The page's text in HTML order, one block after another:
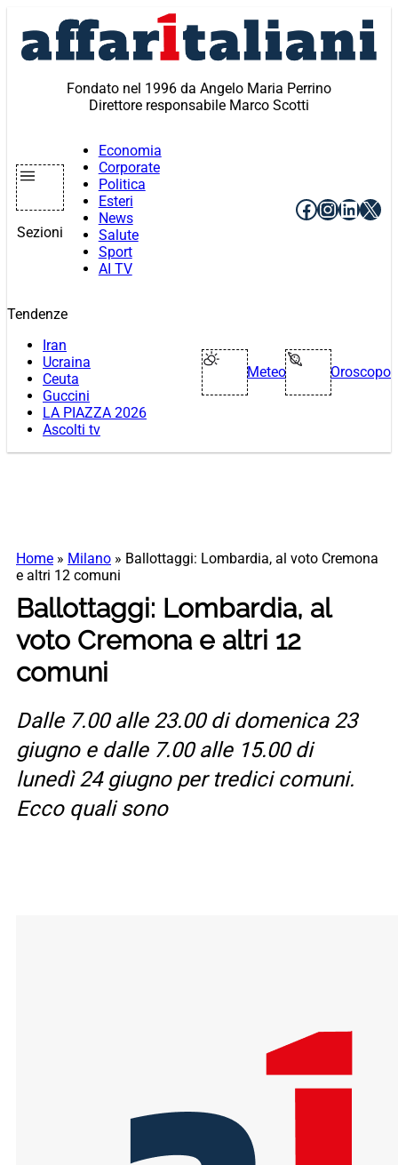
contenuto
Fondato nel 1996 da Angelo Maria Perrino
Direttore responsabile Marco Scotti
Sezioni
Economia
Corporate
Politica
Esteri
News
Salute
Sport
AI TV
Facebook
X
Tendenze
Iran
Ucraina
Ceuta
Guccini
LA PIAZZA 2026
Ascolti tv
Meteo Oroscopo
Home » Milano » Ballottaggi: Lombardia, al voto Cremona
e altri 12 comuni
Ballottaggi: Lombardia, al
voto Cremona e altri 12
comuni
Dalle 7.00 alle 23.00 di domenica 23
giugno e dalle 7.00 alle 15.00 di
lunedì 24 giugno per tredici comuni.
Ecco quali sono